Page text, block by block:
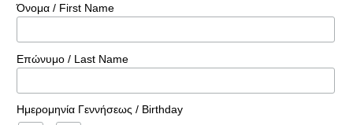
Όνομα / First Name
Επώνυμο / Last Name
Ημερομηνία Γεννήσεως / Birthday